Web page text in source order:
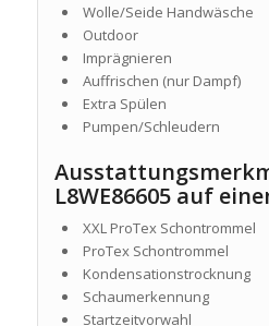
Wolle/Seide Handwäsche
Outdoor
Imprägnieren
Auffrischen (nur Dampf)
Extra Spülen
Pumpen/Schleudern
L8WE86605 auf
XXL ProTex Schontrommel
ProTex Schontrommel
Kondensationstrocknung
Schaumerkennung
Startzeitvorwahl